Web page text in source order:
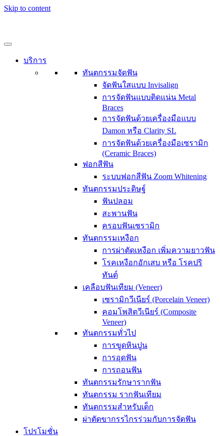
Skip to content
บริการ
ทันตกรรมจัดฟัน
จัดฟันใสแบบ Invisalign
การจัดฟันแบบติดแน่น Metal
Braces
การจัดฟันด้วยเครื่องมือแบบ
Damon หรือ Clarity SL
การจัดฟันด้วยเครื่องมือเซรามิก
(Ceramic Braces)
ฟอกสีฟัน
ระบบฟอกสีฟัน Zoom Whitening
ทันตกรรมประดิษฐ์
ฟันปลอม
สะพานฟัน
ครอบฟันเซรามิก
ทันตกรรมเหงือก
การผ่าตัดเหงือก เพิ่มความยาวฟัน
โรคเหงือกอักเสบ หรือ โรคปริ
ทันต์
เคลือบฟันเทียม (Veneer)
เซรามิกวีเนียร์ (Porcelain Veneer)
คอมโพสิตวีเนียร์ (Composite
Veneer)
ทันตกรรมทั่วไป
การขูดหินปูน
การอุดฟัน
การถอนฟัน
ทันตกรรมรักษารากฟัน
ทันตกรรม รากฟันเทียม
ทันตกรรมสำหรับเด็ก
ผ่าตัดขากรรไกรร่วมกับการจัดฟัน
โปรโมชั่น